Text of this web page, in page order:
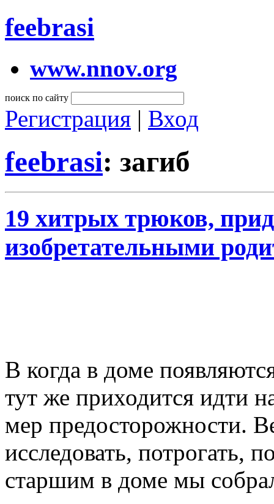
feebrasi
www.nnov.org
поиск по сайту
Регистрация | Вход
feebrasi: загиб
19 хитрых трюков,
изобретательными
В когда в доме
тут же приходится идти
мер предосторожности.
исследовать, потрогать,
старшим в доме мы